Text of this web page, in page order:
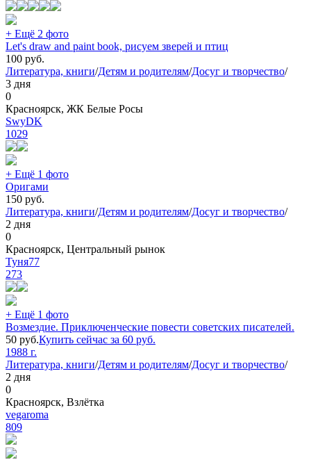
+ Ещё 2 фото
Let's draw and paint book, рисуем зверей и птиц
100 руб.
Литература, книги/Детям и родителям/Досуг и творчество/
3 дня
0
Красноярск, ЖК Белые Росы
SwyDK
1029
+ Ещё 1 фото
Оригами
150 руб.
Литература, книги/Детям и родителям/Досуг и творчество/
2 дня
0
Красноярск, Центральный рынок
Туня77
273
+ Ещё 1 фото
Возмездие. Приключенческие повести советских писателей.
50 руб.Купить сейчас за 60 руб.
1988 г.
Литература, книги/Детям и родителям/Досуг и творчество/
2 дня
0
Красноярск, Взлётка
vegaroma
809